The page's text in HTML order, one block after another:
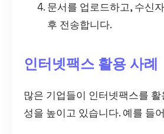
문서를 업로드하고, 수신
후 전송합니다.
인터넷팩스 활용 사례
많은 기업들이 인터넷팩스를
성을 높이고 있습니다. 예를 들